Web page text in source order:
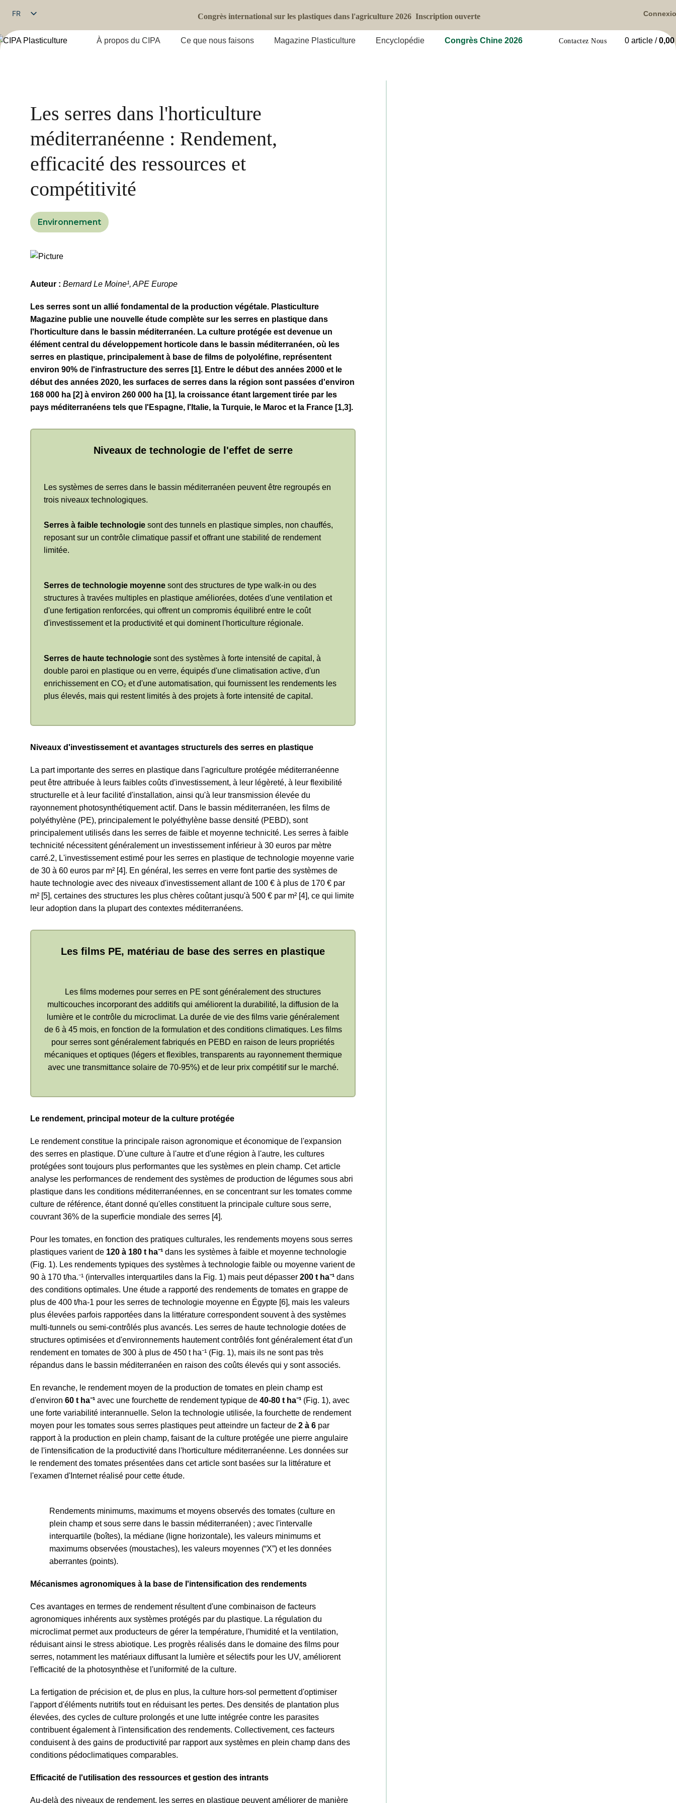
FR
EN
Congrès international sur les plastiques dans l'agriculture 2026 Inscription ouverte
À propos du CIPA Ce que nous faisons Magazine Plasticulture Encyclopédie Congrès Chine 2026 Contactez Nous 0 article / 0,00
Les serres dans l'horticulture
méditerranéenne : Rendement,
efficacité des ressources et
compétitivité
Environnement
Auteur : Bernard Le Moine¹, APE Europe
Les serres sont un allié fondamental de la production végétale. Plasticulture
Magazine publie une nouvelle étude complète sur les serres en plastique dans
l'horticulture dans le bassin méditerranéen. La culture protégée est devenue un
élément central du développement horticole dans le bassin méditerranéen, où les
serres en plastique, principalement à base de films de polyoléfine, représentent
environ 90% de l'infrastructure des serres [1]. Entre le début des années 2000 et le
début des années 2020, les surfaces de serres dans la région sont passées d'environ
168 000 ha [2] à environ 260 000 ha [1], la croissance étant largement tirée par les
pays méditerranéens tels que l'Espagne, l'Italie, la Turquie, le Maroc et la France [1,3].
Niveaux de technologie de l'effet de serre
Les systèmes de serres dans le bassin méditerranéen peuvent être regroupés en
trois niveaux technologiques.
Serres à faible technologie sont des tunnels en plastique simples, non chauffés,
reposant sur un contrôle climatique passif et offrant une stabilité de rendement
limitée.
Serres de technologie moyenne sont des structures de type walk-in ou des
structures à travées multiples en plastique améliorées, dotées d'une ventilation et
d'une fertigation renforcées, qui offrent un compromis équilibré entre le coût
d'investissement et la productivité et qui dominent l'horticulture régionale.
Serres de haute technologie sont des systèmes à forte intensité de capital, à
double paroi en plastique ou en verre, équipés d'une climatisation active, d'un
enrichissement en CO₂ et d'une automatisation, qui fournissent les rendements les
plus élevés, mais qui restent limités à des projets à forte intensité de capital.
Niveaux d'investissement et avantages structurels des serres en plastique
La part importante des serres en plastique dans l'agriculture protégée méditerranéenne
peut être attribuée à leurs faibles coûts d'investissement, à leur légèreté, à leur flexibilité
structurelle et à leur facilité d'installation, ainsi qu'à leur transmission élevée du
rayonnement photosynthétiquement actif. Dans le bassin méditerranéen, les films de
polyéthylène (PE), principalement le polyéthylène basse densité (PEBD), sont
principalement utilisés dans les serres de faible et moyenne technicité. Les serres à faible
technicité nécessitent généralement un investissement inférieur à 30 euros par mètre
carré.2, L'investissement estimé pour les serres en plastique de technologie moyenne varie
de 30 à 60 euros par m² [4]. En général, les serres en verre font partie des systèmes de
haute technologie avec des niveaux d'investissement allant de 100 € à plus de 170 € par
m² [5], certaines des structures les plus chères coûtant jusqu'à 500 € par m² [4], ce qui limite
leur adoption dans la plupart des contextes méditerranéens.
Les films PE, matériau de base des serres en plastique
Les films modernes pour serres en PE sont généralement des structures
multicouches incorporant des additifs qui améliorent la durabilité, la diffusion de la
lumière et le contrôle du microclimat. La durée de vie des films varie généralement
de 6 à 45 mois, en fonction de la formulation et des conditions climatiques. Les films
pour serres sont généralement fabriqués en PEBD en raison de leurs propriétés
mécaniques et optiques (légers et flexibles, transparents au rayonnement thermique
avec une transmittance solaire de 70-95%) et de leur prix compétitif sur le marché.
Le rendement, principal moteur de la culture protégée
Le rendement constitue la principale raison agronomique et économique de l'expansion
des serres en plastique. D'une culture à l'autre et d'une région à l'autre, les cultures
protégées sont toujours plus performantes que les systèmes en plein champ. Cet article
analyse les performances de rendement des systèmes de production de légumes sous abri
plastique dans les conditions méditerranéennes, en se concentrant sur les tomates comme
culture de référence, étant donné qu'elles constituent la principale culture sous serre,
couvrant 36% de la superficie mondiale des serres [4].
Pour les tomates, en fonction des pratiques culturales, les rendements moyens sous serres
plastiques varient de 120 à 180 t ha⁻¹ dans les systèmes à faible et moyenne technologie
(Fig. 1). Les rendements typiques des systèmes à technologie faible ou moyenne varient de
90 à 170 t/ha.⁻¹ (intervalles interquartiles dans la Fig. 1) mais peut dépasser 200 t ha⁻¹ dans
des conditions optimales. Une étude a rapporté des rendements de tomates en grappe de
plus de 400 t/ha-1 pour les serres de technologie moyenne en Égypte [6], mais les valeurs
plus élevées parfois rapportées dans la littérature correspondent souvent à des systèmes
multi-tunnels ou semi-contrôlés plus avancés. Les serres de haute technologie dotées de
structures optimisées et d'environnements hautement contrôlés font généralement état d'un
rendement en tomates de 300 à plus de 450 t ha⁻¹ (Fig. 1), mais ils ne sont pas très
répandus dans le bassin méditerranéen en raison des coûts élevés qui y sont associés.
En revanche, le rendement moyen de la production de tomates en plein champ est
d'environ 60 t ha⁻¹ avec une fourchette de rendement typique de 40-80 t ha⁻¹ (Fig. 1), avec
une forte variabilité interannuelle. Selon la technologie utilisée, la fourchette de rendement
moyen pour les tomates sous serres plastiques peut atteindre un facteur de 2 à 6 par
rapport à la production en plein champ, faisant de la culture protégée une pierre angulaire
de l'intensification de la productivité dans l'horticulture méditerranéenne. Les données sur
le rendement des tomates présentées dans cet article sont basées sur la littérature et
l'examen d'Internet réalisé pour cette étude.
Rendements minimums, maximums et moyens observés des tomates (culture en
plein champ et sous serre dans le bassin méditerranéen) ; avec l'intervalle
interquartile (boîtes), la médiane (ligne horizontale), les valeurs minimums et
maximums observées (moustaches), les valeurs moyennes (“X”) et les données
aberrantes (points).
Mécanismes agronomiques à la base de l'intensification des rendements
Ces avantages en termes de rendement résultent d'une combinaison de facteurs
agronomiques inhérents aux systèmes protégés par du plastique. La régulation du
microclimat permet aux producteurs de gérer la température, l'humidité et la ventilation,
réduisant ainsi le stress abiotique. Les progrès réalisés dans le domaine des films pour
serres, notamment les matériaux diffusant la lumière et sélectifs pour les UV, améliorent
l'efficacité de la photosynthèse et l'uniformité de la culture.
La fertigation de précision et, de plus en plus, la culture hors-sol permettent d'optimiser
l'apport d'éléments nutritifs tout en réduisant les pertes. Des densités de plantation plus
élevées, des cycles de culture prolongés et une lutte intégrée contre les parasites
contribuent également à l'intensification des rendements. Collectivement, ces facteurs
conduisent à des gains de productivité par rapport aux systèmes en plein champ dans des
conditions pédoclimatiques comparables.
Efficacité de l'utilisation des ressources et gestion des intrants
Au-delà des niveaux de rendement, les serres en plastique peuvent améliorer de manière